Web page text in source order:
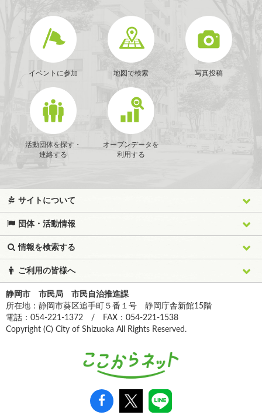
イベントに参加 地図で検索 写真投稿
活動団体を探す・
連絡する
オープンデータを
利用する
サイトについて
団体・活動情報
情報を検索する
ご利用の皆様へ
静岡市 市民局 市民自治推進課
所在地：静岡市葵区追手町５番１号 静岡庁舎新館15階
電話：054-221-1372 / FAX：054-221-1538
Copyright (C) City of Shizuoka All Rights Reserved.